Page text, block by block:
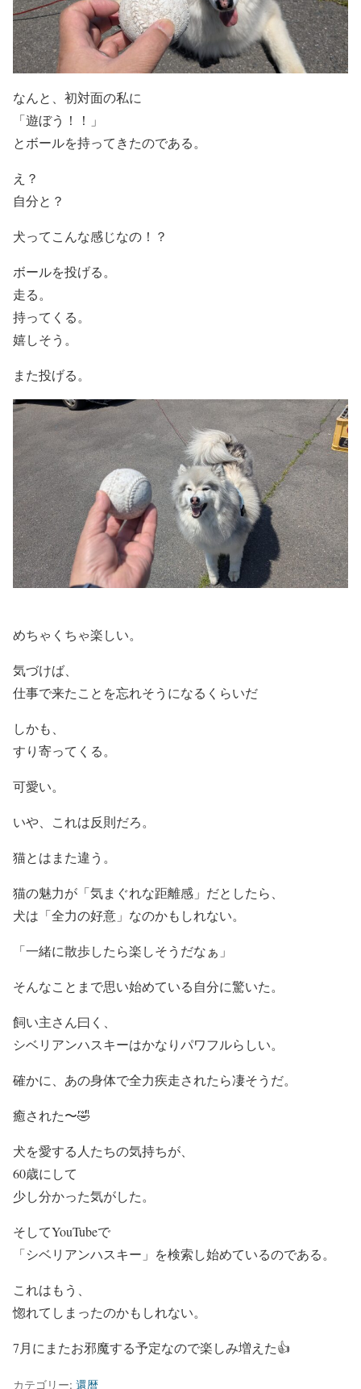
なんと、初対面の私に
「遊ぼう！！」
とボールを持ってきたのである。
え？
自分と？
犬ってこんな感じなの！？
ボールを投げる。
走る。
持ってくる。
嬉しそう。
また投げる。
めちゃくちゃ楽しい。
気づけば、
仕事で来たことを忘れそうになるくらいだ
しかも、
すり寄ってくる。
可愛い。
いや、これは反則だろ。
猫とはまた違う。
猫の魅力が「気まぐれな距離感」だとしたら、
犬は「全力の好意」なのかもしれない。
「一緒に散歩したら楽しそうだなぁ」
そんなことまで思い始めている自分に驚いた。
飼い主さん曰く、
シベリアンハスキーはかなりパワフルらしい。
確かに、あの身体で全力疾走されたら凄そうだ。
癒された〜🤣
犬を愛する人たちの気持ちが、
60歳にして
少し分かった気がした。
そしてYouTubeで
「シベリアンハスキー」を検索し始めているのである。
これはもう、
惚れてしまったのかもしれない。
7月にまたお邪魔する予定なので楽しみ増えた👍️
カテゴリー: 還暦